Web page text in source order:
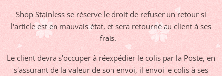
Shop Stainless se réserve le droit de refuser un retour si
l'article est en mauvais état, et sera retourné au client à ses
frais.
Le client devra s'occuper à réexpédier le colis par la Poste, en
s'assurant de la valeur de son envoi, il envoi le colis à ses